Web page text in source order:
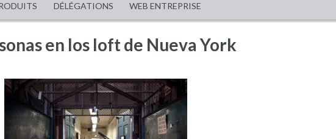
DÉLÉGATIONS WEB ENTREPRISE
en los loft de Nueva York